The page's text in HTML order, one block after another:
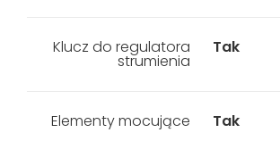
Klucz do regulatora
strumienia
Tak
Elementy mocujące Tak